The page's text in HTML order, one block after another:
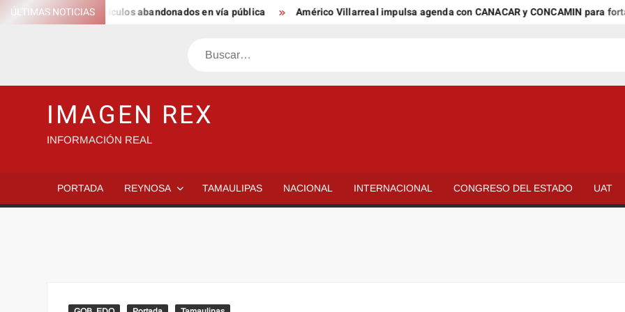
Saltar
ÚLTIMAS NOTICIASde vehículos abandonados en vía pública Américo Villarreal impulsa agenda con CANACAR y CONCAMIN para
Buscar
IMAGEN REX
INFORMACIÓN REAL
PORTADA REYNOSA TAMAULIPAS NACIONAL INTERNACIONAL CONGRESO DEL ESTADO UAT